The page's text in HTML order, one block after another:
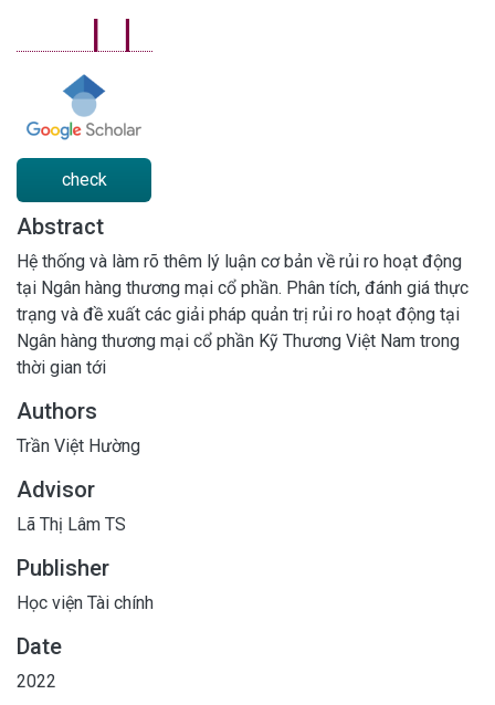
check
Abstract
Hệ thống và làm rõ thêm lý luận cơ bản về rủi ro hoạt động
tại Ngân hàng thương mại cổ phần. Phân tích, đánh giá thực
trạng và đề xuất các giải pháp quản trị rủi ro hoạt động tại
Ngân hàng thương mại cổ phần Kỹ Thương Việt Nam trong
thời gian tới
Authors
Trần Việt Hường
Advisor
Lã Thị Lâm TS
Publisher
Học viện Tài chính
Date
2022